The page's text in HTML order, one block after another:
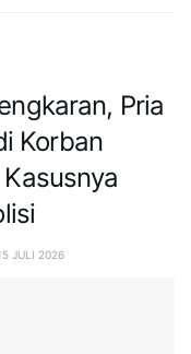
Pria
Korban
JULI 2026